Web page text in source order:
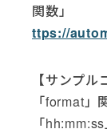
関数」
ttps://
【サンプル
「format」
「